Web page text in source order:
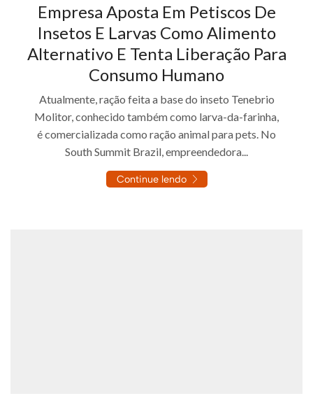
Empresa Aposta Em Petiscos De
Insetos E Larvas Como Alimento
Alternativo E Tenta Liberação Para
Consumo Humano
Atualmente, ração feita a base do inseto Tenebrio
Molitor, conhecido também como larva-da-farinha,
é comercializada como ração animal para pets. No
South Summit Brazil, empreendedora...
Continue lendo